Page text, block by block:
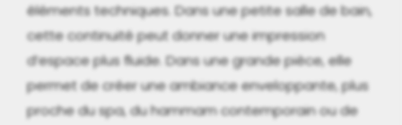
éléments techniques. Dans une petite salle de bain,
cette continuité peut donner une impression
d’espace plus fluide. Dans une grande pièce, elle
permet de créer une ambiance enveloppante, plus
proche du spa, du hammam contemporain ou de